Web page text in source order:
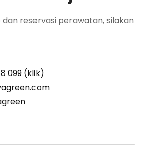
reservasi perawatan, silakan
099 (klik)